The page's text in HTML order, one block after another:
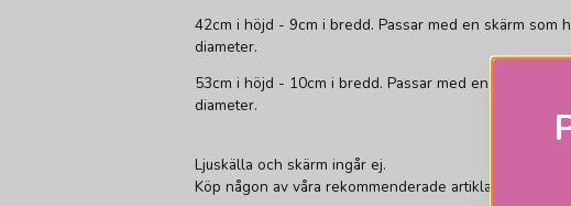
42cm i höjd - 9cm i bredd. Passar med en skärm som
diameter.
53cm i höjd - 10cm i bredd. Passar med en skärm som
diameter.
Ljuskälla och skärm ingår ej.
Köp någon av våra rekommenderade artiklar för ett